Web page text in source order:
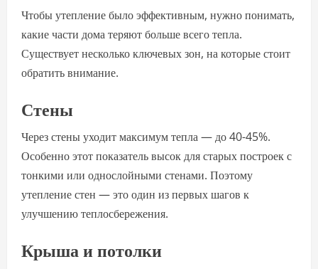
Чтобы утепление было эффективным, нужно понимать,
какие части дома теряют больше всего тепла.
Существует несколько ключевых зон, на которые стоит
обратить внимание.
Стены
Через стены уходит максимум тепла — до 40-45%.
Особенно этот показатель высок для старых построек с
тонкими или однослойными стенами. Поэтому
утепление стен — это один из первых шагов к
улучшению теплосбережения.
Крыша и потолки